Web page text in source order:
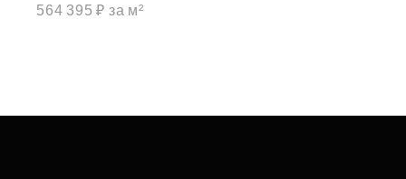
564 395 ₽ за м²